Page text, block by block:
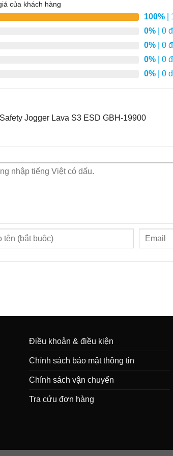
của khách hàng
100% |
0% | 0
0% | 0
0% | 0
0% | 0
Jogger Lava S3 ESD GBH-19900
Điều khoản & điều kiện
Chính sách bảo mật thông tin
Chính sách vận chuyển
Tra cứu đơn hàng